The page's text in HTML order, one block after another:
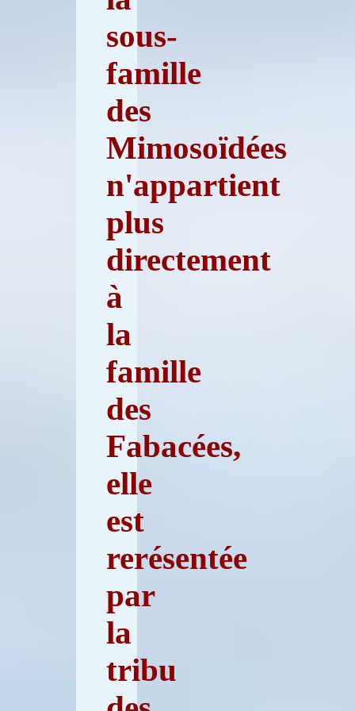
sous-
famille
des
Mimosoïdées
n'appartient
plus
directement
à
la
famille
des
Fabacées,
elle
est
rerésentée
par
la
tribu